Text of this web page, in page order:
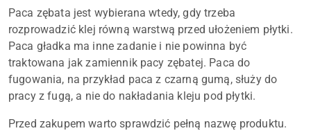
Paca zębata jest wybierana wtedy, gdy trzeba
rozprowadzić klej równą warstwą przed ułożeniem płytki.
Paca gładka ma inne zadanie i nie powinna być
traktowana jak zamiennik pacy zębatej. Paca do
fugowania, na przykład paca z czarną gumą, służy do
pracy z fugą, a nie do nakładania kleju pod płytki.
Przed zakupem warto sprawdzić pełną nazwę produktu.